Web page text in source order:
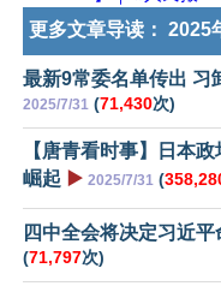
更多文章导读： 2025
最新9常委名单传出 习
2025/7/31 (71,430次)
【唐青看时事】日本
崛起 ▶️ 2025/7/31 (
四中全会将决定习近
(71,797次)